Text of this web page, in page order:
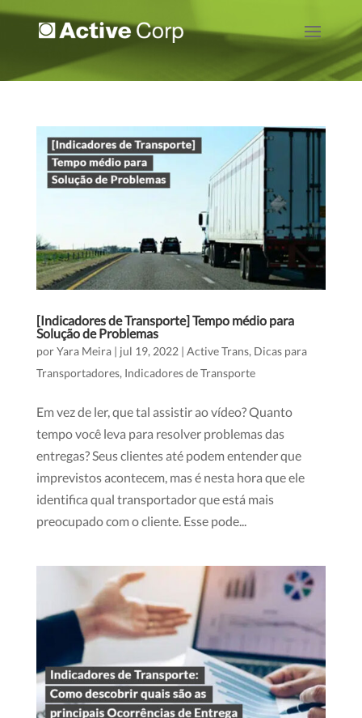
[Indicadores de Transporte] Tempo médio para
Solução de Problemas
porYara Meira| jul 19, 2022| Active Trans, Dicas para
Transportadores, Indicadores de Transporte
Em vez de ler, que tal assistir ao vídeo? Quanto
tempo você leva para resolver problemas das
entregas? Seus clientes até podem entender que
imprevistos acontecem, mas é nesta hora que ele
identifica qual transportador que está mais
preocupado com o cliente. Esse pode...